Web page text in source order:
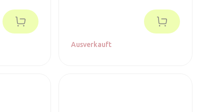
Campen,
Outdoor-
Lampen,
Powerbank RAPID 5000 zu einem
günstigeren Preis enthält.
Ausverkauft